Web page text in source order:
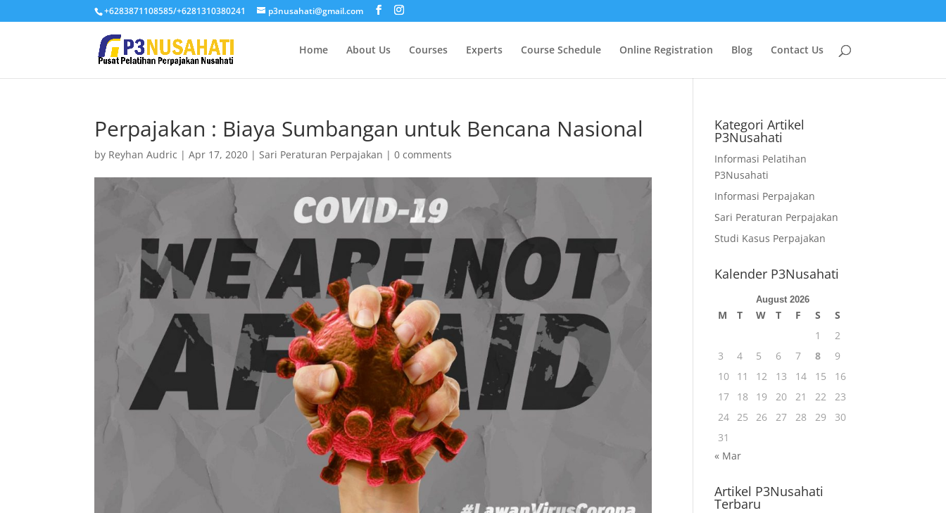
+6283871108585/+6281310380241 p3nusahati@gmail.com
Home About Us Courses Experts Course Schedule Online Registration Blog Contact Us
Perpajakan : Biaya Sumbangan untuk Bencana Nasional
by Reyhan Audric |Apr 17, 2020 |Sari Peraturan Perpajakan |0 comments
Kategori Artikel
P3Nusahati
Informasi Pelatihan
P3Nusahati
Informasi Perpajakan
Sari Peraturan Perpajakan
Studi Kasus Perpajakan
Kalender P3Nusahati
August 2026
M T W T F S
S
1
2
3
4 5 6 7 8
9
10
11 12 13 14 15
16
17
18 19 20 21 22
23
24 25 26 27 28 29
30
31
« Mar
Artikel P3Nusahati
Terbaru